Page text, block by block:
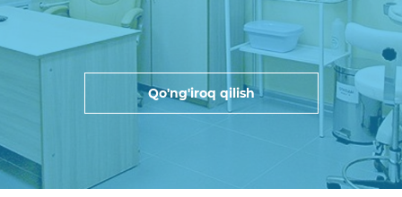
Qo'ng'iroq qilish